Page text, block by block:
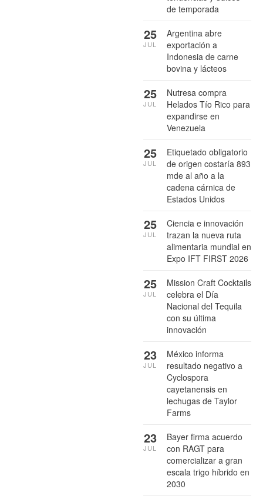
de temporada
Argentina abre
exportación a
Indonesia de carne
bovina y lácteos
25
JUL
Nutresa compra
Helados Tío Rico para
expandirse en
Venezuela
25
JUL
Etiquetado obligatorio
de origen costaría 893
mde al año a la
cadena cárnica de
Estados Unidos
25
JUL
Ciencia e innovación
trazan la nueva ruta
alimentaria mundial en
Expo IFT FIRST 2026
25
JUL
Mission Craft Cocktails
celebra el Día
Nacional del Tequila
con su última
innovación
25
JUL
México informa
resultado negativo a
Cyclospora
cayetanensis en
lechugas de Taylor
Farms
23
JUL
Bayer firma acuerdo
con RAGT para
comercializar a gran
escala trigo híbrido en
2030
23
JUL